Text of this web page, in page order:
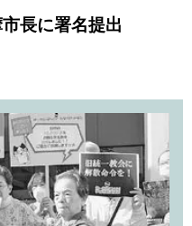
長に署名提出